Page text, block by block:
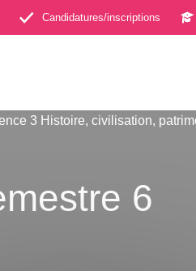
Candidatures/inscriptions
3 Histoire, civilisation,
6